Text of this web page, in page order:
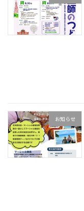
お知らせ